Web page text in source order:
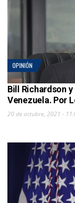
OPINIÓN
Bill Richardson
Venezuela. Por
20 de octubre, 2021 -